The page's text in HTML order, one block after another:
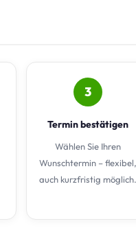
3
Termin bestätigen
Wählen Sie Ihren
Wunschtermin – flexibel,
auch kurzfristig möglich.